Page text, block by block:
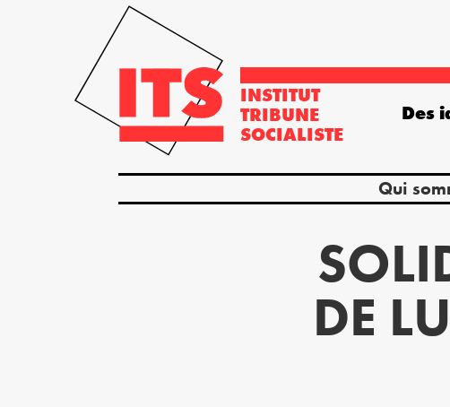
INSTITUT
TRIBUNE
SOCIALISTE
Qui
Des
DE